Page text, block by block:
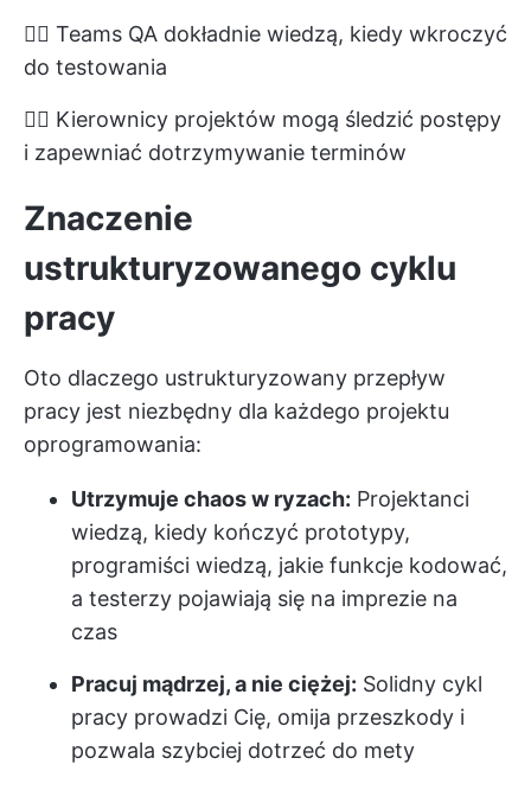
👉🏽 Teams QA dokładnie wiedzą, kiedy wkroczyć
do testowania
👉🏽 Kierownicy projektów mogą śledzić postępy
i zapewniać dotrzymywanie terminów
Znaczenie
ustrukturyzowanego cyklu
pracy
Oto dlaczego ustrukturyzowany przepływ
pracy jest niezbędny dla każdego projektu
oprogramowania:
Utrzymuje chaos w ryzach: Projektanci
wiedzą, kiedy kończyć prototypy,
programiści wiedzą, jakie funkcje kodować,
a testerzy pojawiają się na imprezie na
czas
Pracuj mądrzej, a nie ciężej: Solidny cykl
pracy prowadzi Cię, omija przeszkody i
pozwala szybciej dotrzeć do mety